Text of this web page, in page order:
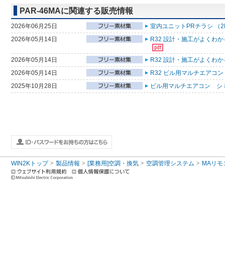
PAR-46MAに関連する販売情報
2026年06月25日
室内ユニットPRチラシ （
2026年05月14日
R32 設計・施工がよくわ
2026年05月14日
R32 設計・施工がよくわ
2026年05月14日
R32 ビル用マルチエアコ
2025年10月28日
ビル用マルチエアコン シ
WIN2Kトップ 製品情報 [業務用]空調・換気 空調管理システム MAリモ